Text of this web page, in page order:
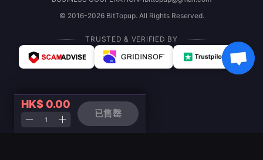
HK$ 0.00
已售罄
© 2016-2026 BitTopup. All Rights Reserved.
TRUSTED & VERIFIED BY